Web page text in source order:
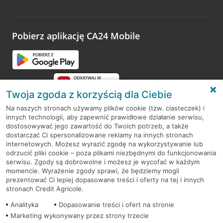
opinie.
Pobierz aplikację CA24 Mobile
RODO
Regulamin serwisu
Mapa serwisu
PolitykaCookies
Twoja zgoda z korzyścią dla Ciebie
Na naszych stronach używamy plików cookie (tzw. ciasteczek) i
innych technologii, aby zapewnić prawidłowe działanie serwisu,
dostosowywać jego zawartość do Twoich potrzeb, a także
dostarczać Ci spersonalizowane reklamy na innych stronach
internetowych. Możesz wyrazić zgodę na wykorzystywanie lub
odrzucić pliki cookie – poza plikami niezbędnymi do funkcjonowania
serwisu. Zgody są dobrowolne i możesz je wycofać w każdym
momencie. Wyrażenie zgody sprawi, że będziemy mogli
prezentować Ci lepiej dopasowane treści i oferty na tej i innych
stronach Credit Agricole.
Analityka
Dopasowanie treści i ofert na stronie
Marketing wykonywany przez strony trzecie